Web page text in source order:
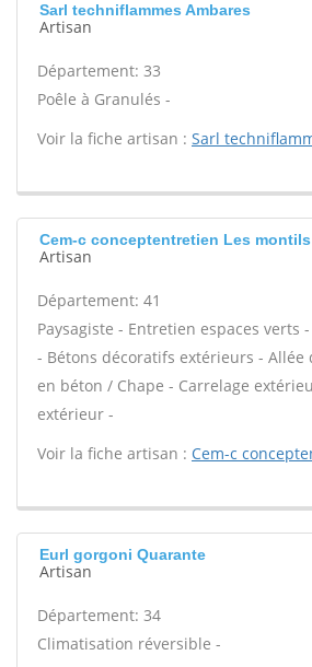
Sarl techniflammes Ambares
Artisan
Département: 33
Poêle à Granulés -
Voir la fiche artisan : Sarl
Cem-c conceptentretien Les montils
Artisan
Département: 41
Paysagiste - Entretien espaces verts
- Bétons décoratifs extérieurs - Allée
en béton / Chape - Carrelage
extérieur -
Voir la fiche artisan : Cem-c
Eurl gorgoni Quarante
Artisan
Département: 34
Climatisation réversible -